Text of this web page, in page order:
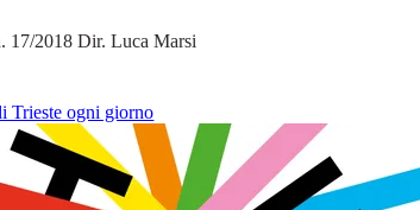
17/2018 Dir. Luca Marsi
Trieste ogni giorno